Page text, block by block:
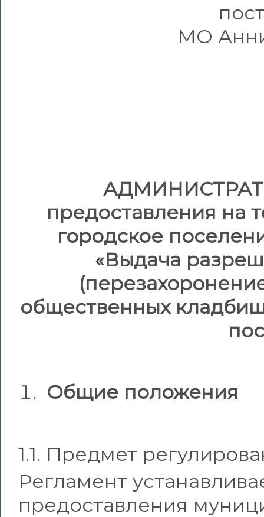
МО
предоставления на
городское
«Выдача
общественных
Общие положения
1.1. Предмет
Регламент
предоставления